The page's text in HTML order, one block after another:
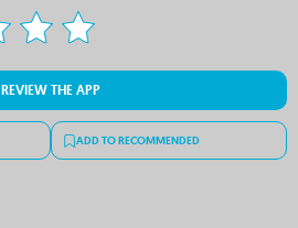
REVIEW THE APP
ADD TO RECOMMENDED